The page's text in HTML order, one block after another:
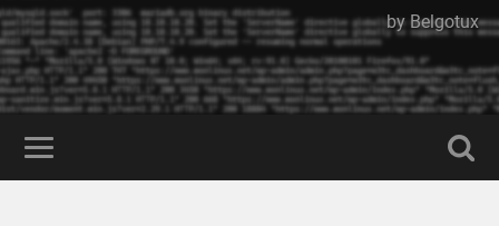
by Belgotux